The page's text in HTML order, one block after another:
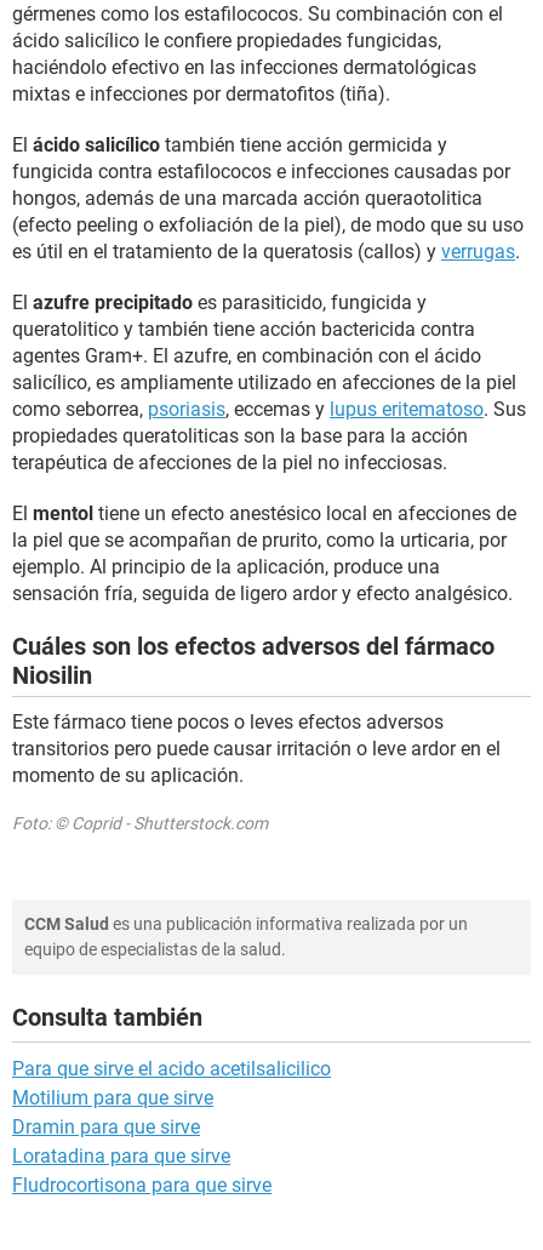
gérmenes como los estafilococos. Su combinación con el
ácido salicílico le confiere propiedades fungicidas,
haciéndolo efectivo en las infecciones dermatológicas
mixtas e infecciones por dermatofitos (tiña).
El ácido salicílico también tiene acción germicida y
fungicida contra estafilococos e infecciones causadas por
hongos, además de una marcada acción queraotolitica
(efecto peeling o exfoliación de la piel), de modo que su uso
es útil en el tratamiento de la queratosis (callos) y verrugas.
El azufre precipitado es parasiticido, fungicida y
queratolitico y también tiene acción bactericida contra
agentes Gram+. El azufre, en combinación con el ácido
salicílico, es ampliamente utilizado en afecciones de la piel
como seborrea, psoriasis, eccemas y lupus eritematoso. Sus
propiedades queratoliticas son la base para la acción
terapéutica de afecciones de la piel no infecciosas.
El mentol tiene un efecto anestésico local en afecciones de
la piel que se acompañan de prurito, como la urticaria, por
ejemplo. Al principio de la aplicación, produce una
sensación fría, seguida de ligero ardor y efecto analgésico.
Cuáles son los efectos adversos del fármaco
Niosilin
Este fármaco tiene pocos o leves efectos adversos
transitorios pero puede causar irritación o leve ardor en el
momento de su aplicación.
Foto: © Coprid - Shutterstock.com
CCM Salud es una publicación informativa realizada por un
equipo de especialistas de la salud.
Consulta también
Para que sirve el acido acetilsalicilico
Motilium para que sirve
Dramin para que sirve
Loratadina para que sirve
Fludrocortisona para que sirve